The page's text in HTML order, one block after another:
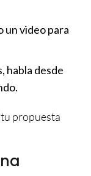
un video para
habla desde
propuesta